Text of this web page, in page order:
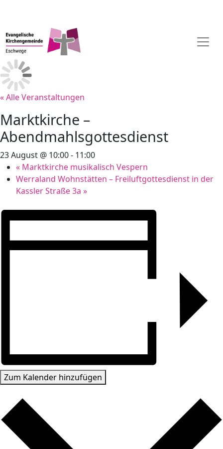
« Alle Veranstaltungen
Marktkirche –
Abendmahlsgottesdienst
23 August @ 10:00- 11:00
« Marktkirche musikalisch Vespern
Werraland Wohnstätten – Freiluftgottesdienst in der
Kassler Straße 3a »
Zum Kalender hinzufügen